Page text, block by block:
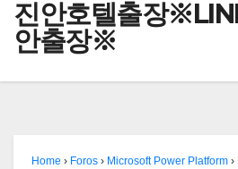
진안호텔출장
안출장※
Home › Foros › Microsoft Power Platform ›